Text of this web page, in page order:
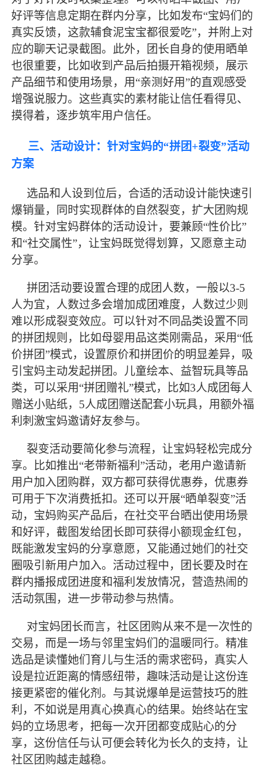
好评等信息定期在群内分享，比如发布“宝妈们的
真实反馈，这款辅食泥宝宝都很爱吃”，并附上对
应的聊天记录截图。此外，团长自身的使用晒单
也很重要，比如收到产品后拍摄开箱视频，展示
产品细节和使用场景，用“亲测好用”的直观感受
增强说服力。这些真实的素材能让信任看得见、
摸得着，逐步筑牢用户信任。
三、活动设计：针对宝妈的“拼团+裂变”活动
方案
选品和人设到位后，合适的活动设计能快速引
爆销量，同时实现群体的自然裂变，扩大团购规
模。针对宝妈群体的活动设计，要兼顾“性价比”
和“社交属性”，让宝妈既觉得划算，又愿意主动
分享。
拼团活动要设置合理的成团人数，一般以3-5
人为宜，人数过多会增加成团难度，人数过少则
难以形成裂变效应。可以针对不同品类设置不同
的拼团规则，比如母婴用品这类刚需品，采用“低
价拼团”模式，设置原价和拼团价的明显差异，吸
引宝妈主动发起拼团。儿童绘本、益智玩具等品
类，可以采用“拼团赠礼”模式，比如3人成团每人
赠送小贴纸，5人成团赠送配套小玩具，用额外福
利刺激宝妈邀请好友参与。
裂变活动要简化参与流程，让宝妈轻松完成分
享。比如推出“老带新福利”活动，老用户邀请新
用户加入团购群，双方都可获得优惠券，优惠券
可用于下次消费抵扣。还可以开展“晒单裂变”活
动，宝妈购买产品后，在社交平台晒出使用场景
和好评，截图发给团长即可获得小额现金红包，
既能激发宝妈的分享意愿，又能通过她们的社交
圈吸引新用户加入。活动过程中，团长要及时在
群内播报成团进度和福利发放情况，营造热闹的
活动氛围，进一步带动参与热情。
对宝妈团长而言，社区团购从来不是一次性的
交易，而是一场与邻里宝妈们的温暖同行。精准
选品是读懂她们育儿与生活的需求密码，真实人
设是拉近距离的情感纽带，趣味活动是让这份连
接更紧密的催化剂。与其说爆单是运营技巧的胜
利，不如说是用真心换真心的结果。始终站在宝
妈的立场思考，把每一次开团都变成贴心的分
享，这份信任与认可便会转化为长久的支持，让
社区团购越走越稳。